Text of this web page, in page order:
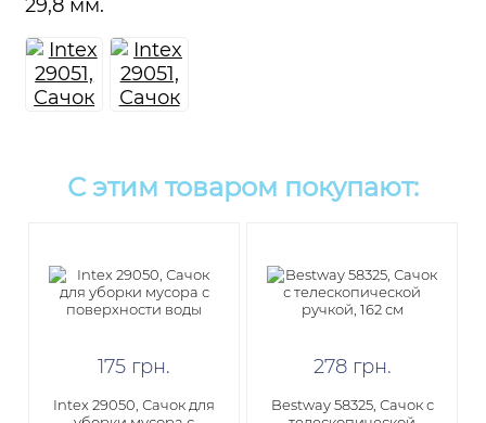
29,8 мм.
С этим товаром покупают:
175 грн.
Intex 29050, Сачок для
278 грн.
Bestway 58325, Сачок с